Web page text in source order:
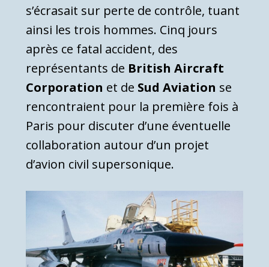
s’écrasait sur perte de contrôle, tuant
ainsi les trois hommes. Cinq jours
après ce fatal accident, des
représentants de British Aircraft
Corporation et de Sud Aviation se
rencontraient pour la première fois à
Paris pour discuter d’une éventuelle
collaboration autour d’un projet
d’avion civil supersonique.